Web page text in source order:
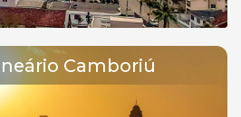
Camboriú